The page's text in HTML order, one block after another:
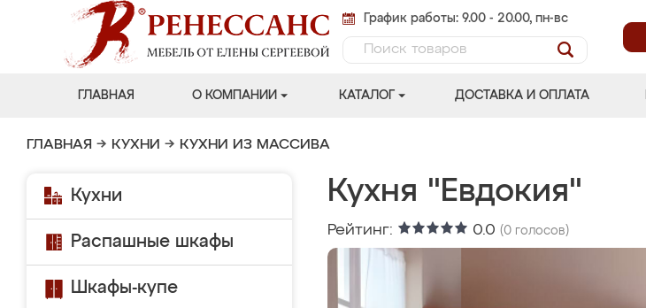
График работы: 9.00 - 20.00, пн-вс
ГЛАВНАЯ О КОМПАНИИ КАТАЛОГ ДОСТАВКА И ОПЛАТА
ГЛАВНАЯ → КУХНИ → КУХНИ ИЗ МАССИВА
Кухни
Распашные шкафы
Шкафы-купе
Кухня "Евдокия"
Рейтинг: 0.0 (0 голосов)